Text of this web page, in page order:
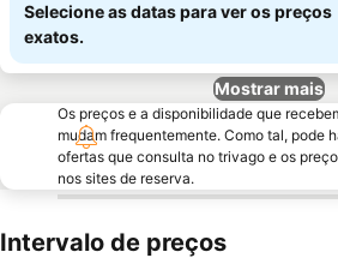
Selecione as datas para ver os preços
exatos.
Mostrar mais
Os preços e a disponibilidade que
mudam frequentemente. Como tal, pode
ofertas que consulta no trivago e os
nos sites de reserva.
Intervalo de preços